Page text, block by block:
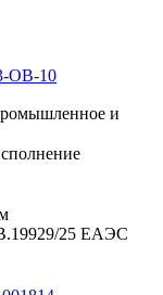
и
25 ЕАЭС